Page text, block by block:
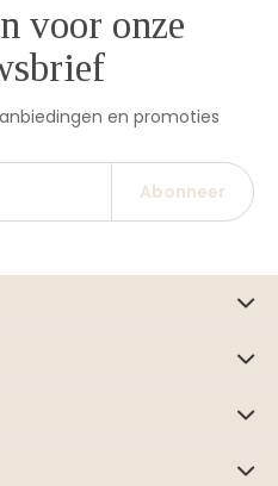
voor onze
en promoties
Abonneer